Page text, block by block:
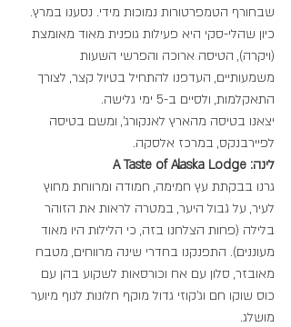
שבחורף הטמפרטורות נמוכות מידי. נסענו במרץ.
כיון שהלי-סקי היא פעילות גופנית מאוד מאומצת
(ויקרה), הטיסה ארוכה והפרשי השעות
משמעותיים, העדפנו להתחיל בטיול קצר, לצורך
התאקלמות, ולסיים ב-5 ימי גלישה.
יצאנו בטיסה מהארץ לאנקורג', ומשם בטיסה
לפיירבנקס, במרכז אלסקה.
לינה: A Taste of Alaska Lodge
גרנו בבקתת עץ חמימה, חמודה ומרווחת מחוץ
לעיר, על גבול היער, במטרה לראות את הזוהר
בלילה (פחות הצלחנו בזה, כי הלילות היו מאוד
מעוננים). התפנקנו בחדרי שינה מרווחים, מטבח
מאובזר, סלון עם אח וכורסאות לשקוע בהן עם
כוס שוקו חם וג'קוזי גדול מוקף חלונות לנוף מיוער
מושלג.